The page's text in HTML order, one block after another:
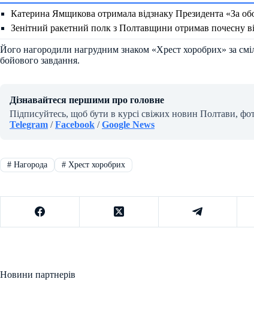
Катерина Ямщикова отримала відзнаку Президента «За
Зенітний ракетний полк з Полтавщини отримав почесну
Його нагородили нагрудним знаком «Хрест хоробрих» за
бойового завдання.
Дізнавайтеся першими про головне
Підписуйтесь, щоб бути в курсі свіжих новин Полтави,
Telegram /Facebook /Google News
#Нагорода #Хрест хоробрих
Новини партнерів